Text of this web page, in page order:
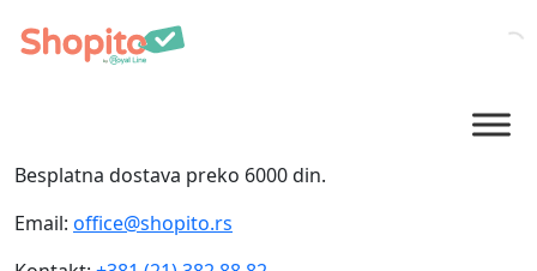
Besplatna dostava preko 6000 din.
Email: office@shopito.rs